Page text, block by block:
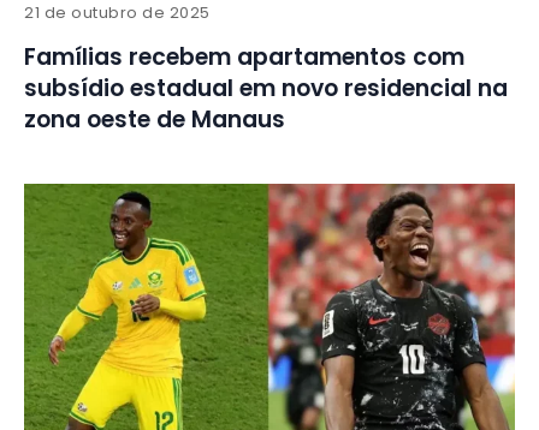
21 de outubro de 2025
Famílias recebem apartamentos com
subsídio estadual em novo residencial na
zona oeste de Manaus